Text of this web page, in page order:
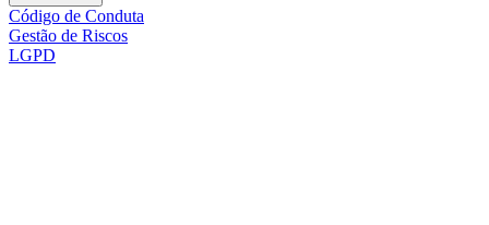
Código de Conduta
Gestão de Riscos
LGPD